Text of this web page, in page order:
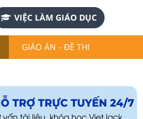
VIỆC LÀM GIÁO DỤC
GIÁO ÁN - ĐỀ THI